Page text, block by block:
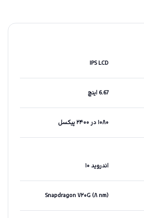
IPS LCD
6.67 اینچ
۱۰۸۰ در ۲۴۰۰ پیکسل
اندروید ۱۰
Snapdragon ۷۲۰G (۸ nm)